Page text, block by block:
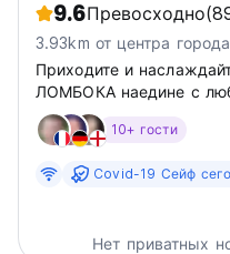
9.6Превосходно
3.93km от центра города
Приходите и
ЛОМБОКА наедине с
серфингом,
10+ гости
Covid-19 Сейф
Нет приватных